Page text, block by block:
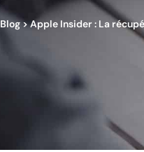
Blog>Apple Insider : La